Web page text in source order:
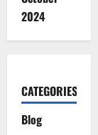
2024
CATEGORIES
Blog